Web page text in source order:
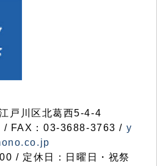
戸川区北葛西5-4-4
FAX：03-3688-3763 / y
/ 定休日：日曜日・祝祭